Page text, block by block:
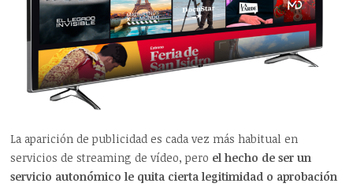
La aparición de publicidad es cada vez más habitual en
servicios de streaming de vídeo, pero el hecho de ser un
servicio autonómico le quita cierta legitimidad o aprobación